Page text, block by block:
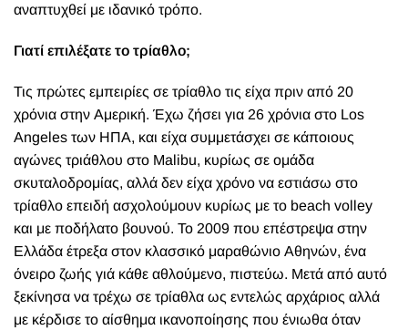
αναπτυχθεί με ιδανικό τρόπο.
Γιατί επιλέξατε το τρίαθλο;
Τις πρώτες εμπειρίες σε τρίαθλο τις είχα πριν από 20
χρόνια στην Αμερική. Έχω ζήσει για 26 χρόνια στο Los
Angeles των ΗΠΑ, και είχα συμμετάσχει σε κάποιους
αγώνες τριάθλου στο Malibu, κυρίως σε ομάδα
σκυταλοδρομίας, αλλά δεν είχα χρόνο να εστιάσω στο
τρίαθλο επειδή ασχολούμουν κυρίως με το beach volley
και με ποδήλατο βουνού. Το 2009 που επέστρεψα στην
Ελλάδα έτρεξα στον κλασσικό μαραθώνιο Αθηνών, ένα
όνειρο ζωής γιά κάθε αθλούμενο, πιστεύω. Μετά από αυτό
ξεκίνησα να τρέχω σε τρίαθλα ως εντελώς αρχάριος αλλά
με κέρδισε το αίσθημα ικανοποίησης που ένιωθα όταν